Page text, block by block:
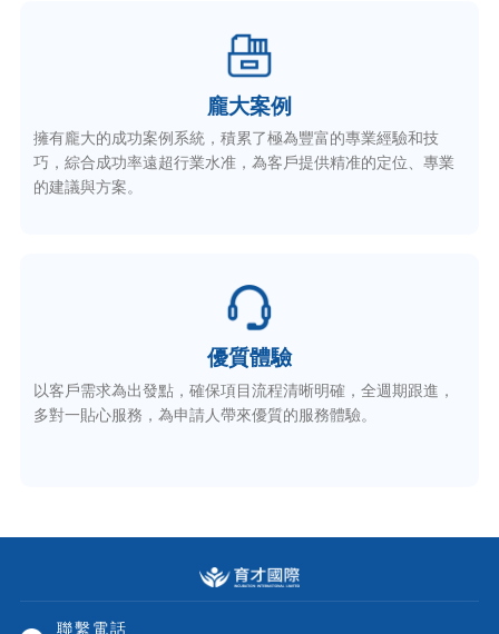
龐大案例
擁有龐大的成功案例系統，積累了極為豐富的專業經驗和技
巧，綜合成功率遠超行業水准，為客戶提供精准的定位、專業
的建議與方案。
優質體驗
以客戶需求為出發點，確保項目流程清晰明確，全週期跟進，
多對一貼心服務，為申請人帶來優質的服務體驗。
聯繫電話